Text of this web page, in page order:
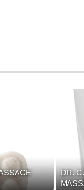
DR.